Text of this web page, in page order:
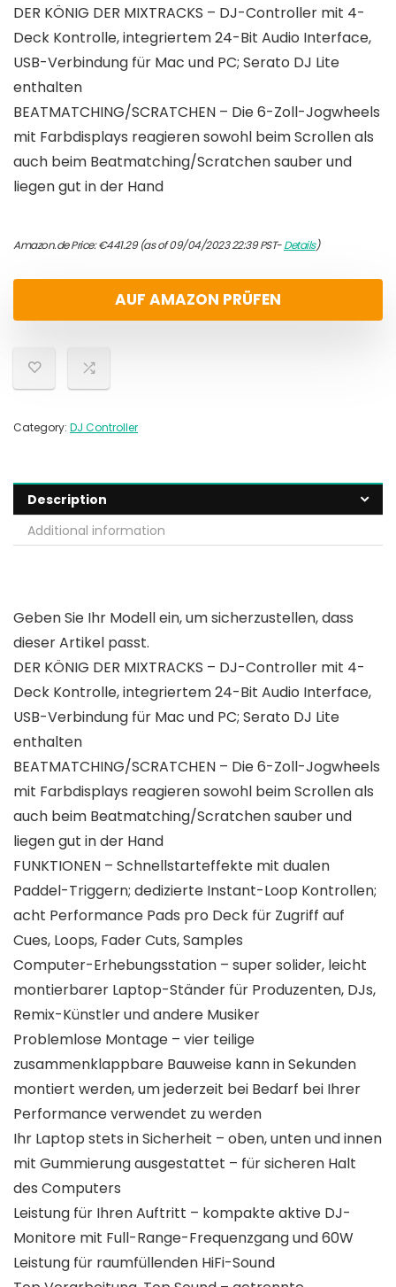
DER KÖNIG DER MIXTRACKS – DJ-Controller mit 4-
Deck Kontrolle, integriertem 24-Bit Audio Interface,
USB-Verbindung für Mac und PC; Serato DJ Lite
enthalten
BEATMATCHING/SCRATCHEN – Die 6-Zoll-Jogwheels
mit Farbdisplays reagieren sowohl beim Scrollen als
auch beim Beatmatching/Scratchen sauber und
liegen gut in der Hand
Amazon.de Price:€441.29(as of 09/04/2023 22:39 PST-Details)
AUF AMAZON PRÜFEN
Category: DJ Controller
Description
Additional information
Geben Sie Ihr Modell ein, um sicherzustellen, dass
dieser Artikel passt.
DER KÖNIG DER MIXTRACKS – DJ-Controller mit 4-
Deck Kontrolle, integriertem 24-Bit Audio Interface,
USB-Verbindung für Mac und PC; Serato DJ Lite
enthalten
BEATMATCHING/SCRATCHEN – Die 6-Zoll-Jogwheels
mit Farbdisplays reagieren sowohl beim Scrollen als
auch beim Beatmatching/Scratchen sauber und
liegen gut in der Hand
FUNKTIONEN – Schnellstarteffekte mit dualen
Paddel-Triggern; dedizierte Instant-Loop Kontrollen;
acht Performance Pads pro Deck für Zugriff auf
Cues, Loops, Fader Cuts, Samples
Computer-Erhebungsstation – super solider, leicht
montierbarer Laptop-Ständer für Produzenten, DJs,
Remix-Künstler und andere Musiker
Problemlose Montage – vier teilige
zusammenklappbare Bauweise kann in Sekunden
montiert werden, um jederzeit bei Bedarf bei Ihrer
Performance verwendet zu werden
Ihr Laptop stets in Sicherheit – oben, unten und innen
mit Gummierung ausgestattet – für sicheren Halt
des Computers
Leistung für Ihren Auftritt – kompakte aktive DJ-
Monitore mit Full-Range-Frequenzgang und 60W
Leistung für raumfüllenden HiFi-Sound